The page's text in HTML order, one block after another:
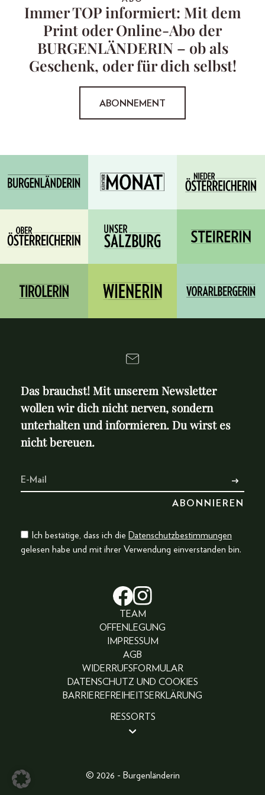
Immer TOP informiert: Mit dem
Print oder Online-Abo der
BURGENLÄNDERIN – ob als
Geschenk, oder für dich selbst!
ABONNEMENT
Das brauchst! Mit unserem Newsletter
wollen wir dich nicht nerven, sondern
unterhalten und informieren. Du wirst es
nicht bereuen.
Ich bestätige, dass ich die Datenschutzbestimmungen
gelesen habe und mit ihrer Verwendung einverstanden bin.
TEAM
OFFENLEGUNG
IMPRESSUM
AGB
WIDERRUFSFORMULAR
DATENSCHUTZ UND COOKIES
BARRIEREFREIHEITSERKLÄRUNG
RESSORTS
FASHION
© 2026 - Burgenländerin